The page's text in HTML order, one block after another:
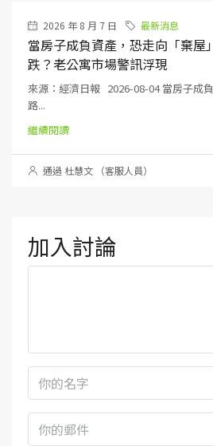
2026 年 8 月 7 日 最新消息
當房子成負資產，恐走向「棄屋
跌？老公寓市場警訊浮現
來源：經濟日報 2026-08-04 當房子成
路...
繼續閱讀
通過 杜慧文 （客服人員）
加入討論